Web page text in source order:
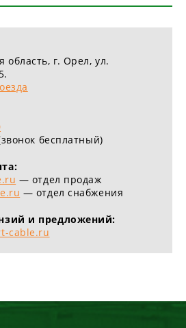
область, г. Орел, ул.
бесплатный)
— отдел продаж
— отдел снабжения
и предложений:
cable.ru